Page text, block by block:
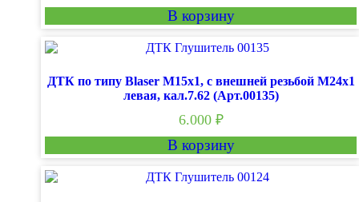
В корзину
ДТК по типу Blaser М15х1, с внешней резьбой М24х1
левая, кал.7.62 (Арт.00135)
6.000 ₽
В корзину